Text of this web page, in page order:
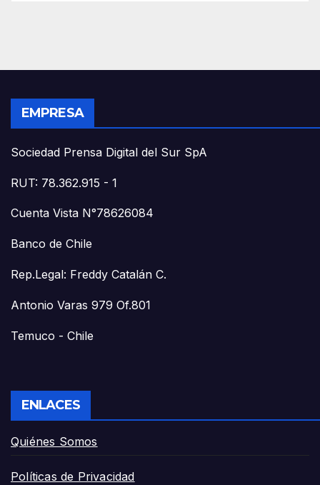
EMPRESA
Sociedad Prensa Digital del Sur SpA
RUT: 78.362.915 - 1
Cuenta Vista N°78626084
Banco de Chile
Rep.Legal: Freddy Catalán C.
Antonio Varas 979 Of.801
Temuco - Chile
ENLACES
Quiénes Somos
Políticas de Privacidad